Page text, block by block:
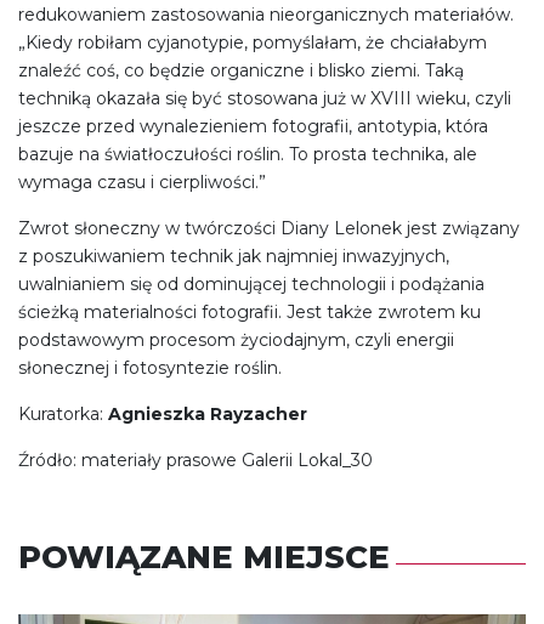
redukowaniem zastosowania nieorganicznych materiałów.
„Kiedy robiłam cyjanotypie, pomyślałam, że chciałabym
znaleźć coś, co będzie organiczne i blisko ziemi. Taką
techniką okazała się być stosowana już w XVIII wieku, czyli
jeszcze przed wynalezieniem fotografii, antotypia, która
bazuje na światłoczułości roślin. To prosta technika, ale
wymaga czasu i cierpliwości.”
Zwrot słoneczny w twórczości Diany Lelonek jest związany
z poszukiwaniem technik jak najmniej inwazyjnych,
uwalnianiem się od dominującej technologii i podążania
ścieżką materialności fotografii. Jest także zwrotem ku
podstawowym procesom życiodajnym, czyli energii
słonecznej i fotosyntezie roślin.
Kuratorka: Agnieszka Rayzacher
Źródło: materiały prasowe Galerii Lokal_30
POWIĄZANE MIEJSCE